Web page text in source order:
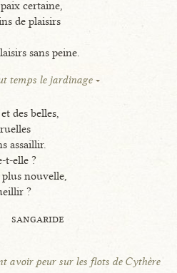
certaine,
de plaisirs
sans peine.
temps le jardinage
des belles,
assaillir.
t-elle ?
plus nouvelle,
?
sangaride
avoir peur sur les flots de Cythère